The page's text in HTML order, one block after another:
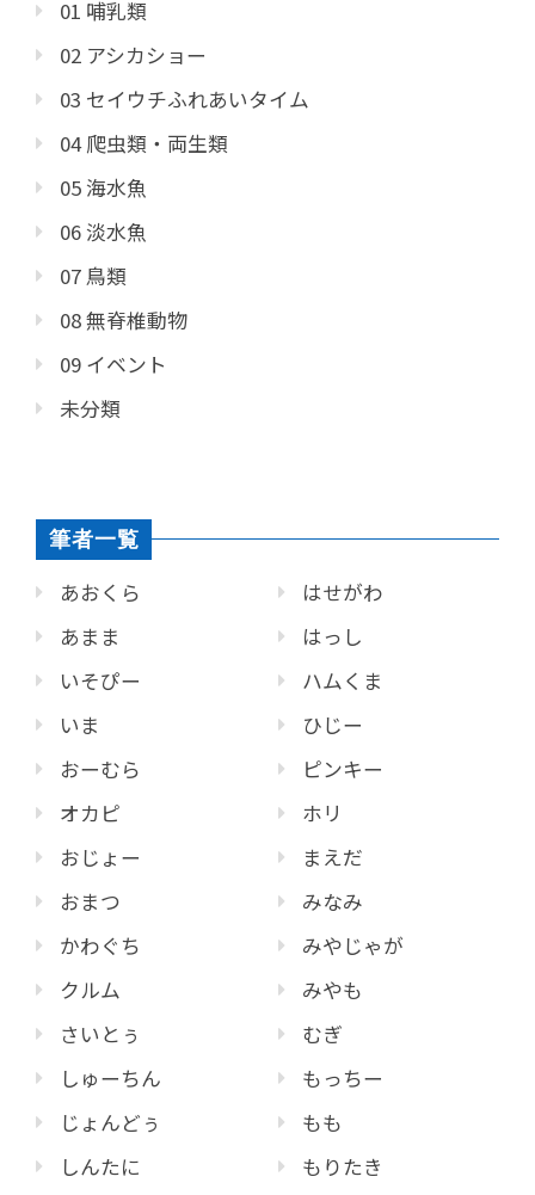
01 哺乳類
02 アシカショー
03 セイウチふれあいタイム
04 爬虫類・両生類
05 海水魚
06 淡水魚
07 鳥類
08 無脊椎動物
09 イベント
未分類
筆者一覧
あおくら
あまま
いそぴー
いま
おーむら
オカピ
おじょー
おまつ
かわぐち
クルム
さいとぅ
しゅーちん
じょんどぅ
しんたに
はせがわ
はっし
ハムくま
ひじー
ピンキー
ホリ
まえだ
みなみ
みやじゃが
みやも
むぎ
もっちー
もも
もりたき